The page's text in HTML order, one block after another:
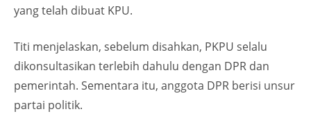
yang telah dibuat KPU.
Titi menjelaskan, sebelum disahkan, PKPU selalu
dikonsultasikan terlebih dahulu dengan DPR dan
pemerintah. Sementara itu, anggota DPR berisi unsur
partai politik.